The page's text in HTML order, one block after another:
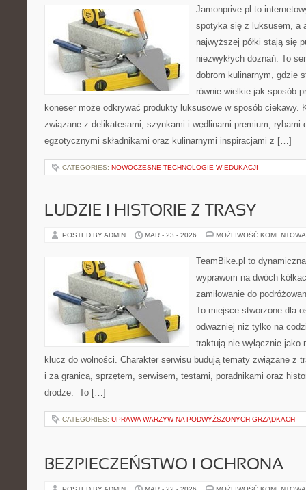
Jamonprive.pl to
spotyka się z luksusem, a
najwyższej półki stają się
niezwykłych doznań. To
dobrom kulinarnym, gdzie
równie wielkie jak sposób
koneser może odkrywać produkty luksusowe w sposób ciekawy.
związane z delikatesami, szynkami i wędlinami premium, rybami
egzotycznymi składnikami oraz kulinarnymi inspiracjami z […]
CATEGORIES: NOWOCZESNE TECHNOLOGIE W EDUKACJI
LUDZIE I HISTORIE Z TRASY
POSTED BY ADMIN MAR - 23 - 2026 MOŻLIWOŚĆ
TeamBike.pl to
wyprawom na dwóch
zamiłowanie do
To miejsce stworzone dla
odważniej niż tylko na
traktują nie wyłącznie jako
klucz do wolności. Charakter serwisu budują tematy związane z
i za granicą, sprzętem, serwisem, testami, poradnikami oraz
drodze. To […]
CATEGORIES: UPRAWA WARZYW NA PODWYŻSZONYCH GRZĄDKACH
BEZPIECZEŃSTWO I OCHRONA